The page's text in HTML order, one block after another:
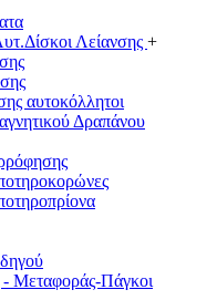
Λείανσης +
αυτοκόλλητοι
Δραπάνου
- Μεταφοράς-Πάγκοι